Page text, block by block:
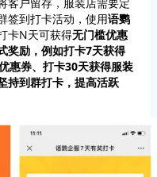
签到打卡活动，使用语鹦
卡N天可获得无门槛优惠
奖励，例如打卡7天获得
惠券、打卡30天获得服装
持到群打卡，提高活跃